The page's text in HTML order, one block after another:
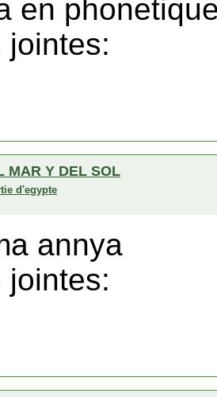
en
jointes:
MAR Y DEL SOL
d'egypte
annya
jointes: